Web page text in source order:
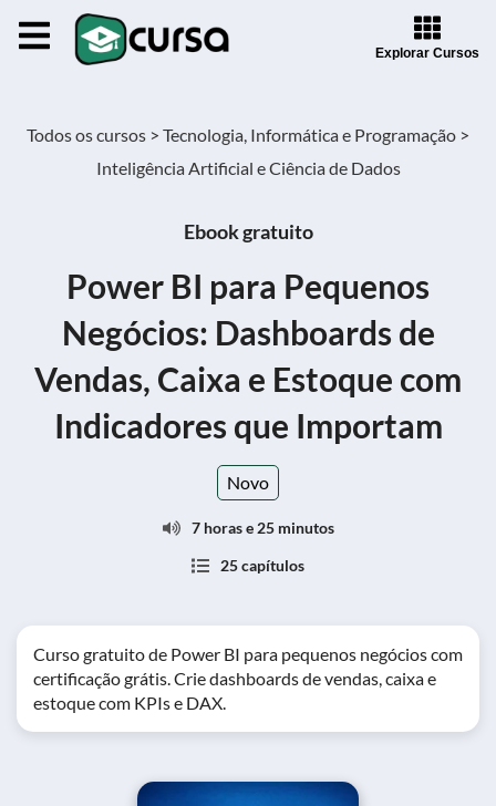
Explorar Cursos
Todos os cursos > Tecnologia, Informática e Programação >
Inteligência Artificial e Ciência de Dados
Ebook gratuito
Power BI para Pequenos
Negócios: Dashboards de
Vendas, Caixa e Estoque com
Indicadores que Importam
Novo
7 horas e 25 minutos
25 capítulos
Curso gratuito de Power BI para pequenos negócios com
certificação grátis. Crie dashboards de vendas, caixa e
estoque com KPIs e DAX.